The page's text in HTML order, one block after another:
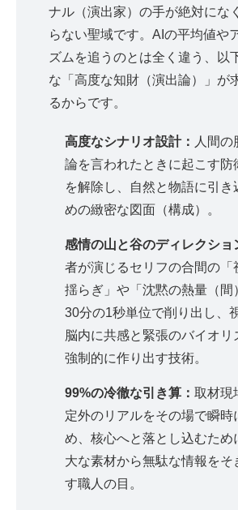
ナル（演出家）の手が絶対にな
らない聖域です。AIの平均値や
ズムを追うのとは全く違う、以
な「高度な知財（演出論）」が
るからです。
高度なシナリオ設計： 人間の
論を言われたときに起こす防
を解除し、自然と物語に引き
めの緻密な図面（構成）。
感情の山と谷のディレクショ
者が演じるセリフの合間の「
揺らぎ」や「沈黙の熱量（間
30分の1秒単位で削り出し、
脳内に共感と緊張のバイオリ
強制的に作り出す技術。
99%の冷徹な引き算： 取材現
定外のリアルをその場で瞬時
め、核心へと落とし込むため
大な素材から無駄な情報をそ
す職人の目。